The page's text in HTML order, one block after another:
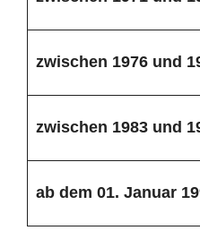
zwischen 1976 und
zwischen 1983 und
ab dem 01. Januar